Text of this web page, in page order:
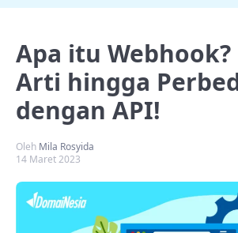
Apa itu Webhook?
Arti hingga
dengan API!
Oleh Mila Rosyida
14 Maret 2023